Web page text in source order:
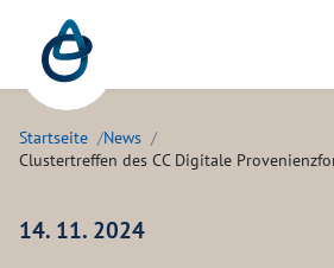
Zum Hauptinhalt springen
Startseite
News
Clustertreffen des CC Digitale
14. 11. 2024